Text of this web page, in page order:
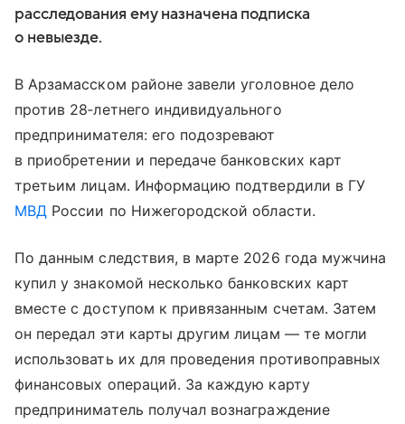
расследования ему назначена подписка
о невыезде.
В Арзамасском районе завели уголовное дело
против 28‑летнего индивидуального
предпринимателя: его подозревают
в приобретении и передаче банковских карт
третьим лицам. Информацию подтвердили в ГУ
МВД России по Нижегородской области.
По данным следствия, в марте 2026 года мужчина
купил у знакомой несколько банковских карт
вместе с доступом к привязанным счетам. Затем
он передал эти карты другим лицам — те могли
использовать их для проведения противоправных
финансовых операций. За каждую карту
предприниматель получал вознаграждение